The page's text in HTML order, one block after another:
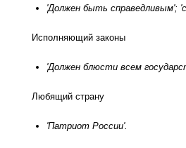
'Должен быть справедливым';
Исполняющий законы
'Должен блюсти всем
Любящий страну
'Патриот России'.